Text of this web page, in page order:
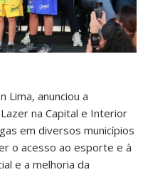
Lima, anunciou a
na Capital e Interior
em diversos municípios
o acesso ao esporte e à
e a melhoria da